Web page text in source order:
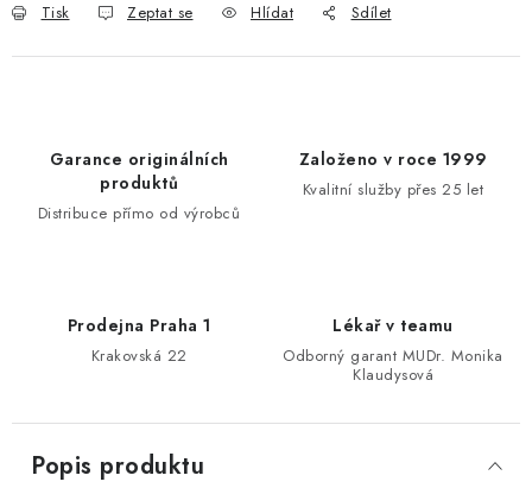
Tisk Zeptat se Hlídat Sdílet
Garance originálních
produktů
Distribuce přímo od výrobců
Založeno v roce 1999
Kvalitní služby přes 25 let
Prodejna Praha 1
Krakovská 22
Lékař v teamu
Odborný garant MUDr. Monika
Klaudysová
Popis produktu